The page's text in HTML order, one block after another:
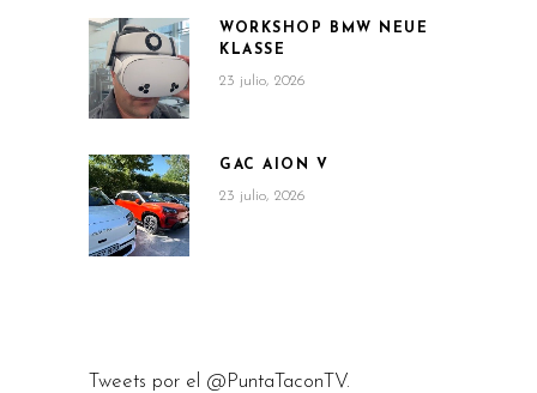
WORKSHOP BMW NEUE
KLASSE
23 julio, 2026
GAC AION V
23 julio, 2026
Tweets por el @PuntaTaconTV.